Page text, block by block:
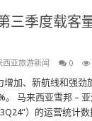
三季度载客
西亚旅游新闻 0
增加、新航线和强劲
。 马来西亚雪邦 –
）的运营统计数